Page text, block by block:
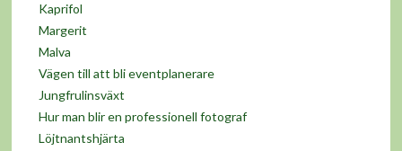
Kaprifol
Margerit
Malva
Vägen till att bli eventplanerare
Jungfrulinsväxt
Hur man blir en professionell fotograf
Löjtnantshjärta